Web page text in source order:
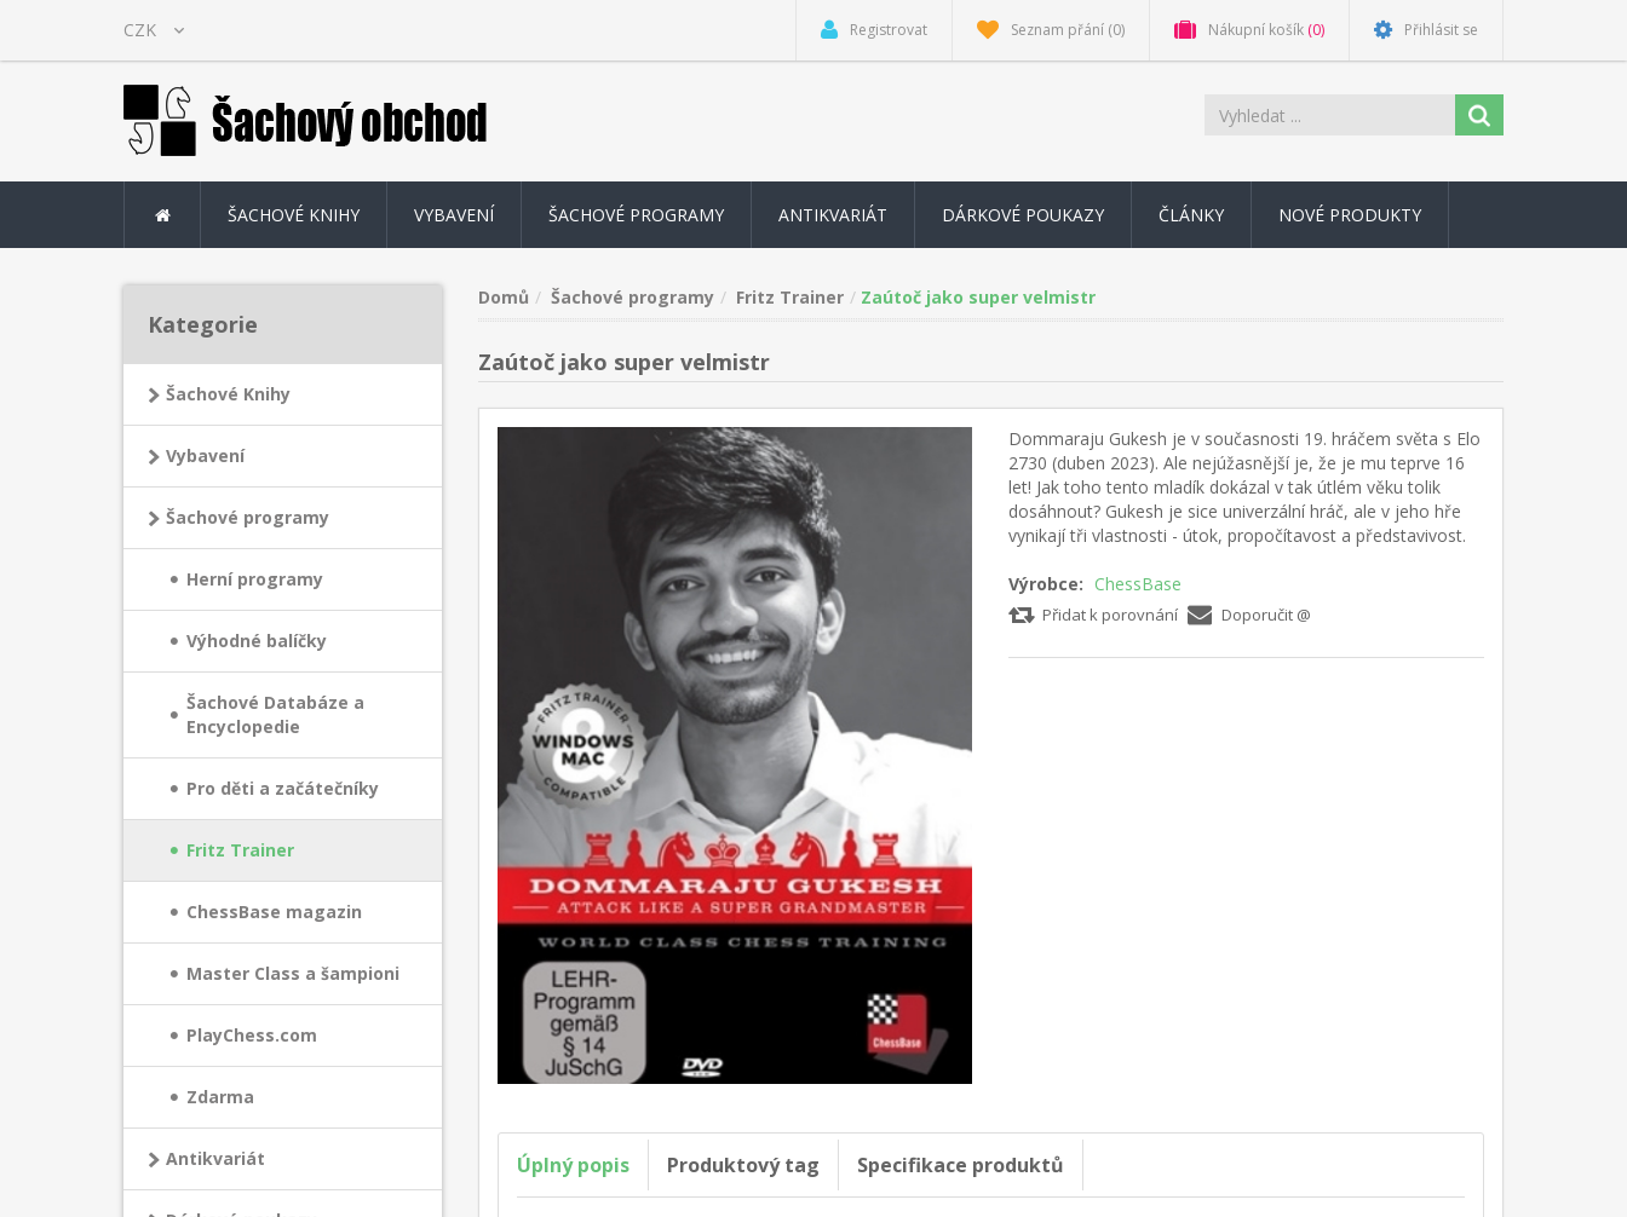
Registrovat Seznam přání (0) Nákupní košík (0) Přihlásit se
ŠACHOVÉ KNIHY VYBAVENÍ ŠACHOVÉ PROGRAMY ANTIKVARIÁT DÁRKOVÉ POUKAZY ČLÁNKY NOVÉ PRODUKTY
Domů Šachové programy Fritz Trainer Zaútoč jako super velmistr
Zaútoč jako super velmistr
Dommaraju Gukesh je v současnosti 19. hráčem světa s Elo
2730 (duben 2023). Ale nejúžasnější je, že je mu teprve 16
let! Jak toho tento mladík dokázal v tak útlém věku tolik
dosáhnout? Gukesh je sice univerzální hráč, ale v jeho hře
vynikají tři vlastnosti - útok, propočítavost a představivost.
Výrobce: ChessBase
Přidat k porovnání Doporučit @
Úplný popis Produktový tag Specifikace produktů
Kategorie
Šachové Knihy
Vybavení
Šachové programy
Herní programy
Výhodné balíčky
Šachové Databáze a
Encyclopedie
Pro děti a začátečníky
Fritz Trainer
ChessBase magazin
Master Class a šampioni
PlayChess.com
Zdarma
Antikvariát